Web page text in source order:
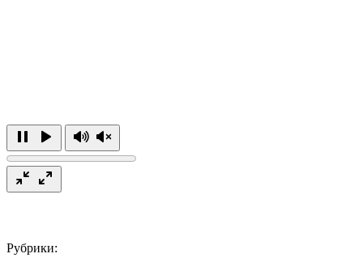
Рубрики: